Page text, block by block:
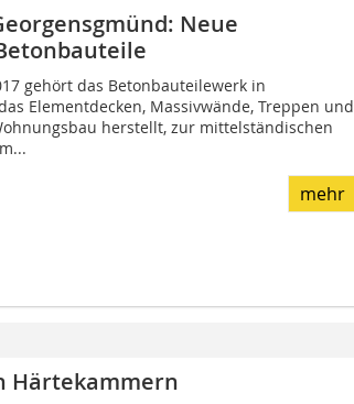
Neue
gehört das Betonbauteilewerk in
Elementdecken, Massivwände, Treppen und
herstellt, zur mittelständischen
mehr
Härtekammern